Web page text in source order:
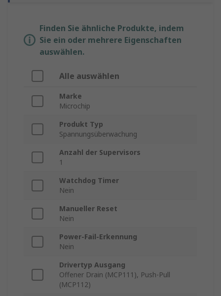
Finden Sie ähnliche Produkte, indem
Sie ein oder mehrere Eigenschaften
auswählen.
Alle auswählen
Marke
Microchip
Produkt Typ
Spannungsüberwachung
Anzahl der Supervisors
1
Watchdog Timer
Nein
Manueller Reset
Nein
Power-Fail-Erkennung
Nein
Drivertyp Ausgang
Offener Drain (MCP111), Push-Pull
(MCP112)